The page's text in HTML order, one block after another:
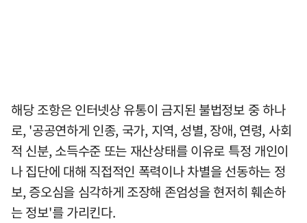
해당 조항은 인터넷상 유통이 금지된 불법정보 중 하나
로, '공공연하게 인종, 국가, 지역, 성별, 장애, 연령, 사회
적 신분, 소득수준 또는 재산상태를 이유로 특정 개인이
나 집단에 대해 직접적인 폭력이나 차별을 선동하는 정
보, 증오심을 심각하게 조장해 존엄성을 현저히 훼손하
는 정보'를 가리킨다.